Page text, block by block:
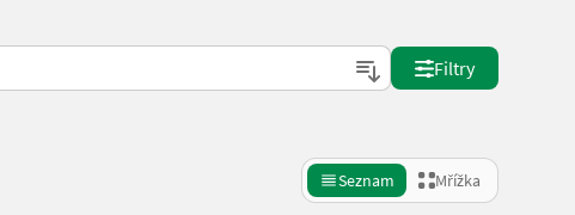
Filtry
Seznam Mřížka